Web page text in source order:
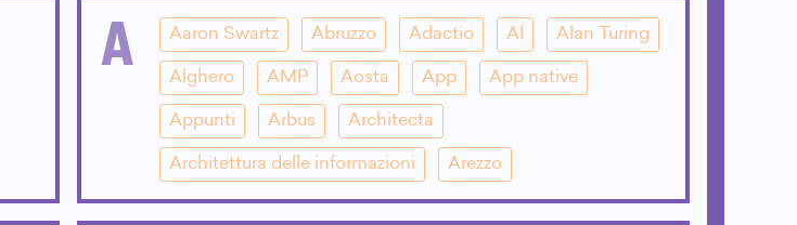
A Aaron Swartz Abruzzo Adactio AI Alan Turing
Alghero AMP Aosta App App native
Appunti Arbus Architecta
Architettura delle informazioni Arezzo